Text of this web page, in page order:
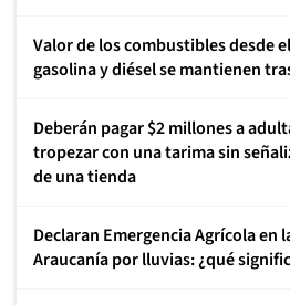
Valor de los combustibles desde
gasolina y diésel se mantienen
Deberán pagar $2 millones a
tropezar con una tarima sin
de una tienda
Declaran Emergencia Agrícola en
Araucanía por lluvias: ¿qué